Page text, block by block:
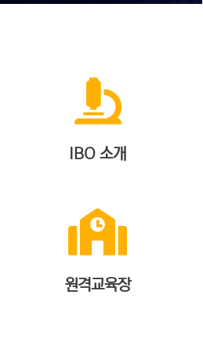
IBO 소개
원격교육장